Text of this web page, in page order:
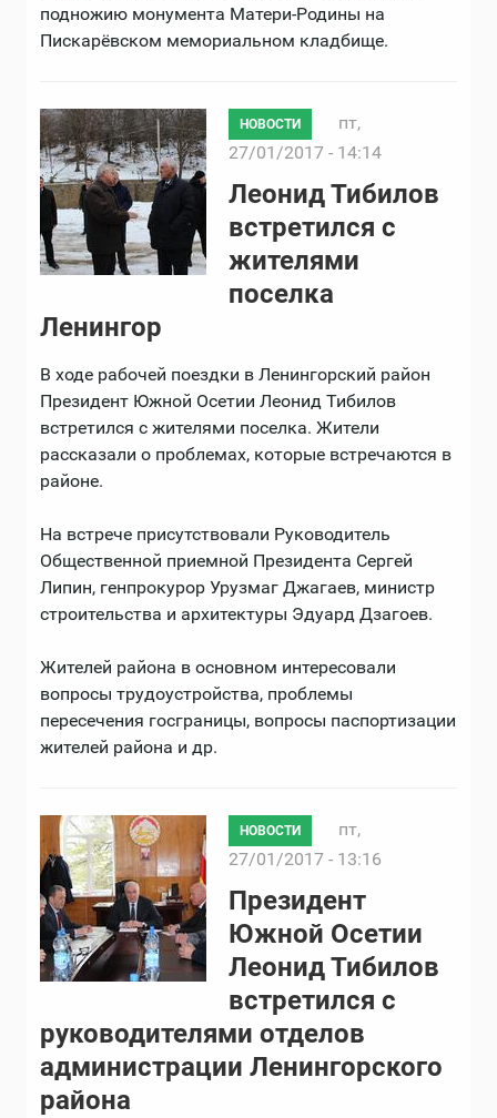
подножию монумента Матери-Родины на
Пискарёвском мемориальном кладбище.
НОВОСТИ
пт,
27/01/2017 - 14:14
Леонид Тибилов
встретился с
жителями
поселка
Ленингор
В ходе рабочей поездки в Ленингорский район
Президент Южной Осетии Леонид Тибилов
встретился с жителями поселка. Жители
рассказали о проблемах, которые встречаются в
районе.
На встрече присутствовали Руководитель
Общественной приемной Президента Сергей
Липин, генпрокурор Урузмаг Джагаев, министр
строительства и архитектуры Эдуард Дзагоев.
Жителей района в основном интересовали
вопросы трудоустройства, проблемы
пересечения госграницы, вопросы паспортизации
жителей района и др.
НОВОСТИ
пт,
27/01/2017 - 13:16
Президент
Южной Осетии
Леонид Тибилов
встретился с
руководителями отделов
администрации Ленингорского
района